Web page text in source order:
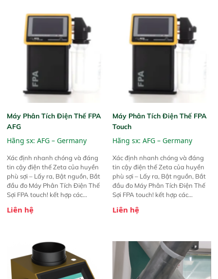
Máy Phân Tích Điện Thế FPA
AFG
Hãng sx: AFG – Germany
Xác định nhanh chóng và đáng
tin cậy điện thế Zeta của huyền
phù sợi – Lấy ra, Bật nguồn, Bắt
đầu đo Máy Phân Tích Điện Thế
Sợi FPA touch! kết hợp các
được chứng minh với sự đơn giản
trước đó. Nhưng so với các phiên
bản trước, FPA touch! nhỏ hơn và
nhẹ hơn đáng kể, đồng thời được
nâng cấp với các tính năng mới.
Liên hệ
Máy Phân Tích Điện Thế FPA
Touch
Hãng sx: AFG – Germany
Xác định nhanh chóng và đáng
tin cậy điện thế Zeta của huyền
phù sợi – Lấy ra, Bật nguồn, Bắt
đầu đo Máy Phân Tích Điện Thế
Sợi FPA touch! kết hợp các
được chứng minh với sự đơn giản
trước đó. Nhưng so với các phiên
bản trước, FPA touch! nhỏ hơn và
nhẹ hơn đáng kể, đồng thời được
nâng cấp với các tính năng mới.
Liên hệ